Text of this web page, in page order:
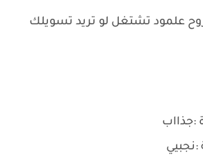
علمود تشتغل لو تريد تسويلك
:جذااب